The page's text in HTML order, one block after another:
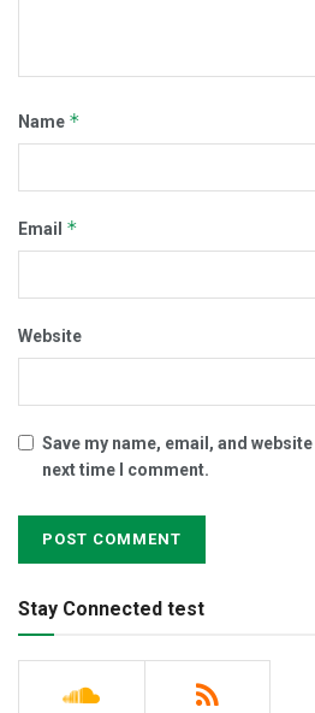
Name *
Email *
Website
Save my name, email, and
next time I comment.
Stay Connected test